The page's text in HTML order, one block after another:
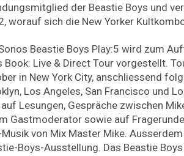
der Beastie Boys und
worauf sich die New Yorker
Beastie Boys Play:5 wird zum
Book: Live & Direct Tour vorgestellt.
in New York City, anschliessend
Los Angeles, San Francisco und
Lesungen, Gespräche zwischen
Gastmoderator sowie auf
Musik von Mix Master Mike.
Boys-Ausstellung. Das Beastie